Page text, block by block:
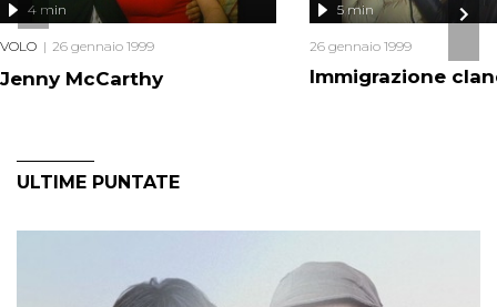
Jenny McCarthy
4 min
VOLO 26 gennaio 1999
Immigrazione
5 min
26 gennaio 1999
ULTIME PUNTATE